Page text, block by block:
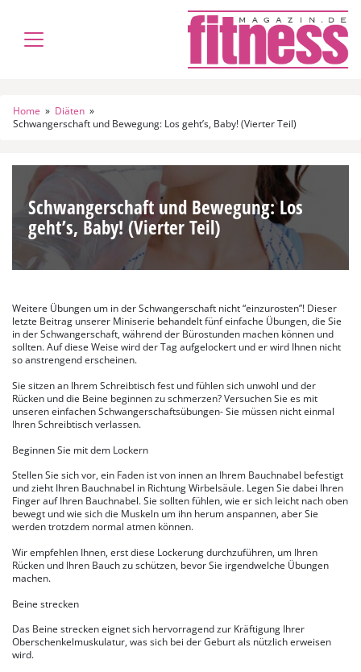
Home » Diäten »
Schwangerschaft und Bewegung: Los geht’s, Baby! (Vierter Teil)
Schwangerschaft und Bewegung: Los
geht’s, Baby! (Vierter Teil)
Weitere Übungen um in der Schwangerschaft nicht “einzurosten”! Dieser
letzte Beitrag unserer Miniserie behandelt fünf einfache Übungen, die Sie
in der Schwangerschaft, während der Bürostunden machen können und
sollten. Auf diese Weise wird der Tag aufgelockert und er wird Ihnen nicht
so anstrengend erscheinen.
Sie sitzen an Ihrem Schreibtisch fest und fühlen sich unwohl und der
Rücken und die Beine beginnen zu schmerzen? Versuchen Sie es mit
unseren einfachen Schwangerschaftsübungen- Sie müssen nicht einmal
Ihren Schreibtisch verlassen.
Beginnen Sie mit dem Lockern
Stellen Sie sich vor, ein Faden ist von innen an Ihrem Bauchnabel befestigt
und zieht Ihren Bauchnabel in Richtung Wirbelsäule. Legen Sie dabei Ihren
Finger auf Ihren Bauchnabel. Sie sollten fühlen, wie er sich leicht nach oben
bewegt und wie sich die Muskeln um ihn herum anspannen, aber Sie
werden trotzdem normal atmen können.
Wir empfehlen Ihnen, erst diese Lockerung durchzuführen, um Ihren
Rücken und Ihren Bauch zu schützen, bevor Sie irgendwelche Übungen
machen.
Beine strecken
Das Beine strecken eignet sich hervorragend zur Kräftigung Ihrer
Oberschenkelmuskulatur, was sich bei der Geburt als nützlich erweisen
wird.